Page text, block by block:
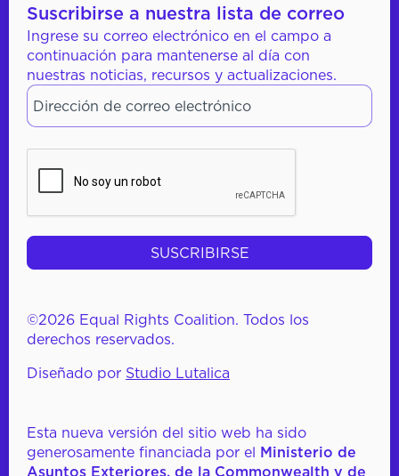
Suscribirse a nuestra lista de correo
Ingrese su correo electrónico en el campo a
continuación para mantenerse al día con
nuestras noticias, recursos y actualizaciones.
Dirección de correo electrónico
©2026 Equal Rights Coalition. Todos los
derechos reservados.
Diseñado por Studio Lutalica
Esta nueva versión del sitio web ha sido
generosamente financiada por el Ministerio de
Asuntos Exteriores, de la Commonwealth y de